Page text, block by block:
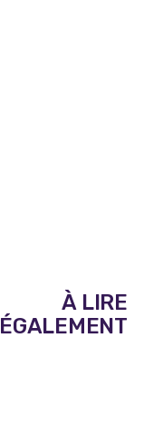
À LIRE
ÉGALEMENT